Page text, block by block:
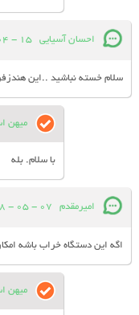
احسان آسیایی 15 - 04 - 1398
سلام خسته نباشید ..این
میهن
با سلام. بله
امیرمقدم 07 - 05 - 1398
اگه این دستگاه خراب باشه
میهن